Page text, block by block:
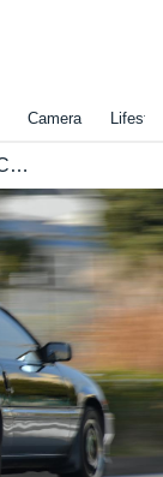
Camera
走行距離730,000km越え!!CR-Xの近況についてご紹介【地球に帰るまで、もう少し。Vol.40】